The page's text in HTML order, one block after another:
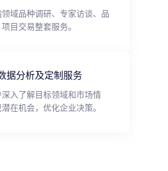
域品种调研、专家访谈、品
目交易整套服务。
据分析及定制服务
入了解目标领域和市场情
在机会，优化企业决策。